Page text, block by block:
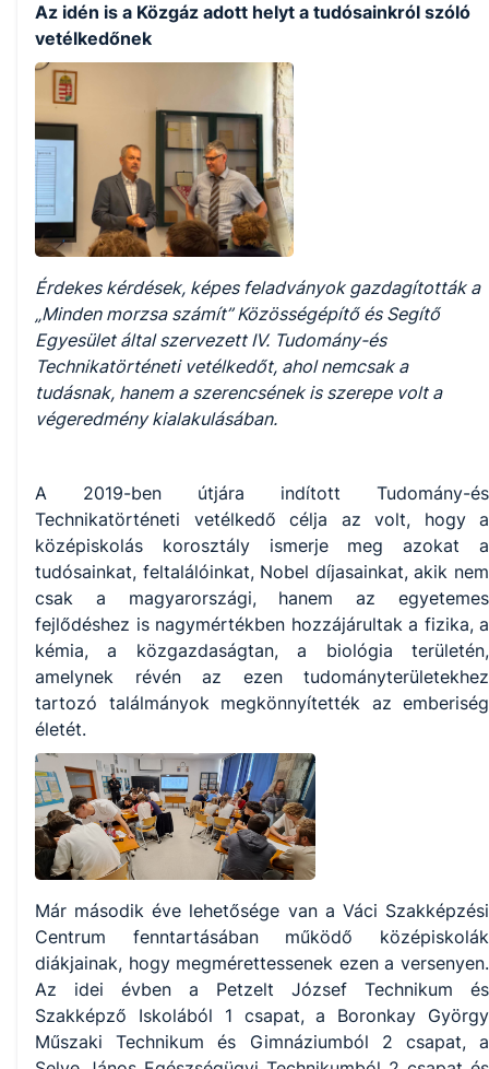
Az idén is a Közgáz adott helyt a tudósainkról szóló
vetélkedőnek
Érdekes kérdések, képes feladványok gazdagították a
„Minden morzsa számít” Közösségépítő és Segítő
Egyesület által szervezett IV. Tudomány-és
Technikatörténeti vetélkedőt, ahol nemcsak a
tudásnak, hanem a szerencsének is szerepe volt a
végeredmény kialakulásában.
A 2019-ben útjára indított Tudomány-és
Technikatörténeti vetélkedő célja az volt, hogy a
középiskolás korosztály ismerje meg azokat a
tudósainkat, feltalálóinkat, Nobel díjasainkat, akik nem
csak a magyarországi, hanem az egyetemes
fejlődéshez is nagymértékben hozzájárultak a fizika, a
kémia, a közgazdaságtan, a biológia területén,
amelynek révén az ezen tudományterületekhez
tartozó találmányok megkönnyítették az emberiség
életét.
Már második éve lehetősége van a Váci Szakképzési
Centrum fenntartásában működő középiskolák
diákjainak, hogy megmérettessenek ezen a versenyen.
Az idei évben a Petzelt József Technikum és
Szakképző Iskolából 1 csapat, a Boronkay György
Műszaki Technikum és Gimnáziumból 2 csapat, a